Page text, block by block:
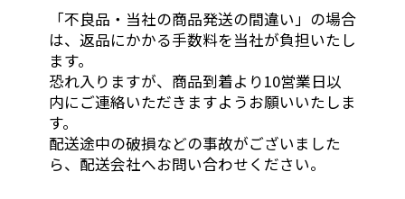
「不良品・当社の商品発送の間違い」の場合
は、返品にかかる手数料を当社が負担いたし
ます。
恐れ入りますが、商品到着より10営業日以
内にご連絡いただきますようお願いいたしま
す。
配送途中の破損などの事故がございました
ら、配送会社へお問い合わせください。